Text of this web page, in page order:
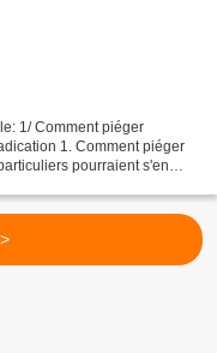
1/ Comment piéger
1. Comment piéger
pourraient s'en